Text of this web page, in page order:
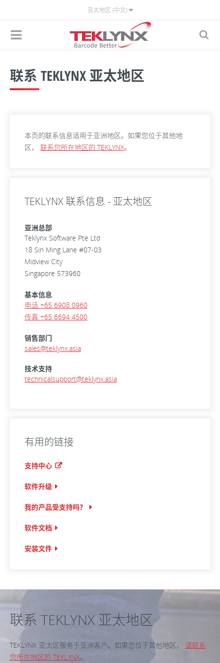
亚太地区 (中文)
联系 TEKLYNX 亚太地区
本页的联系信息适用于亚洲地区。如果您位于其他地
区， 联系您所在地区的 TEKLYNX。
TEKLYNX 联系信息 - 亚太地区
亚洲总部
Teklynx Software Pte Ltd
18 Sin Ming Lane #07-03
Midview City
Singapore 573960
基本信息
电话 +65 6908 0960
传真 +65 6694 4500
销售部门
sales@teklynx.asia
技术支持
technicalsupport@teklynx.asia
有用的链接
支持中心
软件升级
我的产品受支持吗？
软件文档
安装文件
联系 TEKLYNX 亚太地区
TEKLYNX 亚太区服务于亚洲客户。如果您位于其他地区， 请联系
您所在地区的 TEKLYNX。